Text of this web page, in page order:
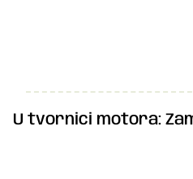
U tvornici motora: